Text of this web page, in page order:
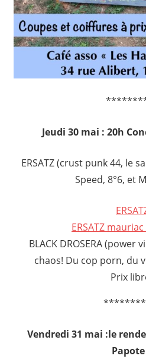
Jeudi 30 mai : 20h
ERSATZ (crust punk 44, le
Speed, 8°6, et
ERSATZ
BLACK DROSERA (power
chaos! Du cop porn, du
Prix
Vendredi 31 mai :le